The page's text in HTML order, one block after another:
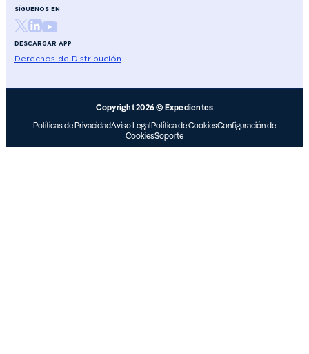
SÍGUENOS EN
DESCARGAR APP
Derechos de Distribución
Copyright 2026 © Expedientes
Políticas de PrivacidadAviso LegalPolítica de CookiesConfiguración de
CookiesSoporte